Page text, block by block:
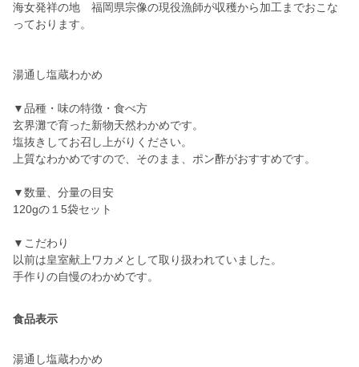
海女発祥の地 福岡県宗像の現役漁師が収穫から加工までおこな
っております。
湯通し塩蔵わかめ
▼品種・味の特徴・食べ方
玄界灘で育った新物天然わかめです。
塩抜きしてお召し上がりください。
上質なわかめですので、そのまま、ポン酢がおすすめです。
▼数量、分量の目安
120gの１5袋セット
▼こだわり
以前は皇室献上ワカメとして取り扱われていました。
手作りの自慢のわかめです。
食品表示
湯通し塩蔵わかめ